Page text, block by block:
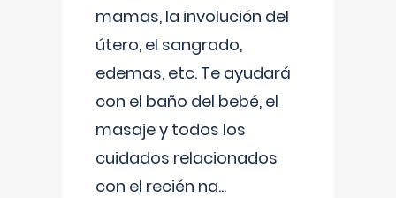
mamas, la involución del
útero, el sangrado,
edemas, etc. Te ayudará
con el baño del bebé, el
masaje y todos los
cuidados relacionados
con el recién na...